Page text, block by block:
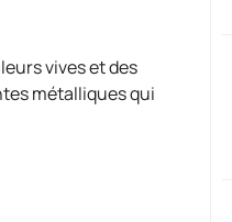
vives et des
métalliques qui